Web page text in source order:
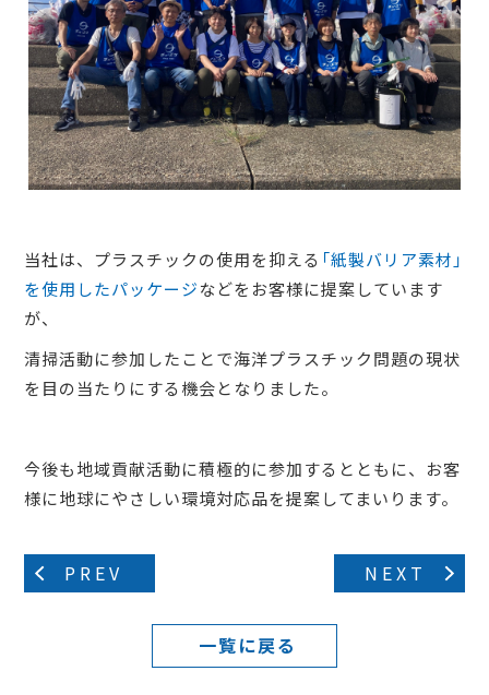
当社は、プラスチックの使用を抑える 「紙製バリア素材」
を使用したパッケージなどをお客様に提案しています
が、
清掃活動に参加したことで海洋プラスチック問題の現状
を目の当たりにする機会となりました。
今後も地域貢献活動に積極的に参加するとともに、お客
様に地球にやさしい環境対応品を提案してまいります。
PREV NEXT
一覧に戻る